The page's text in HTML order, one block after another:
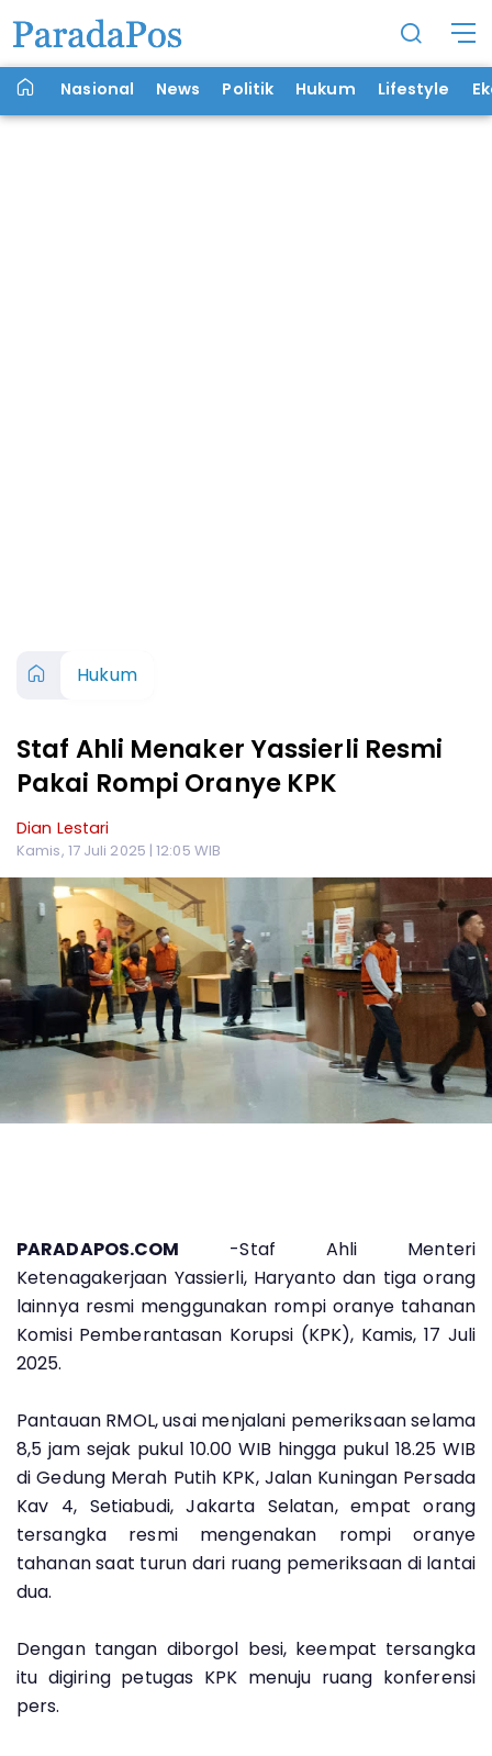
Nasional News Politik Hukum Lifestyle
Hukum
Staf Ahli Menaker Yassierli Resmi
Pakai Rompi Oranye KPK
Dian Lestari
Kamis, 17 Juli 2025 | 12:05 WIB
PARADAPOS.COM -Staf Ahli Menteri
Ketenagakerjaan Yassierli, Haryanto dan tiga orang
lainnya resmi menggunakan rompi oranye tahanan
Komisi Pemberantasan Korupsi (KPK), Kamis, 17 Juli
2025.
Pantauan RMOL, usai menjalani pemeriksaan selama
8,5 jam sejak pukul 10.00 WIB hingga pukul 18.25 WIB
di Gedung Merah Putih KPK, Jalan Kuningan Persada
Kav 4, Setiabudi, Jakarta Selatan, empat orang
tersangka resmi mengenakan rompi oranye
tahanan saat turun dari ruang pemeriksaan di lantai
dua.
Dengan tangan diborgol besi, keempat tersangka
itu digiring petugas KPK menuju ruang konferensi
pers.